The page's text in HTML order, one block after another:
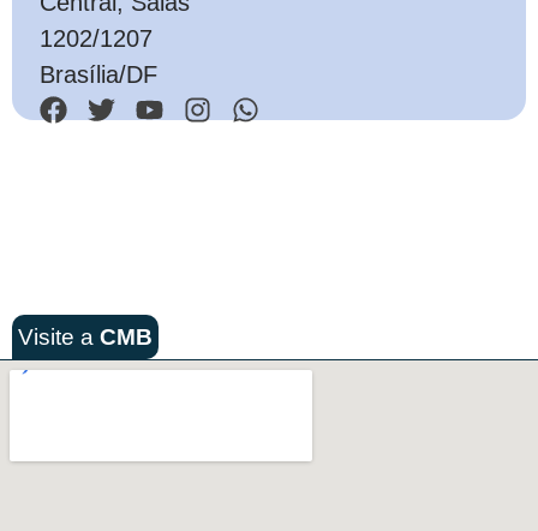
1202/1207
Brasília/DF
Visite a CMB